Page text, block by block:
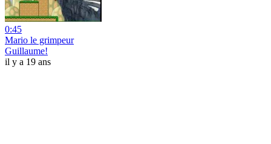
0:45
Mario le grimpeur
Guillaume!
il y a 19 ans